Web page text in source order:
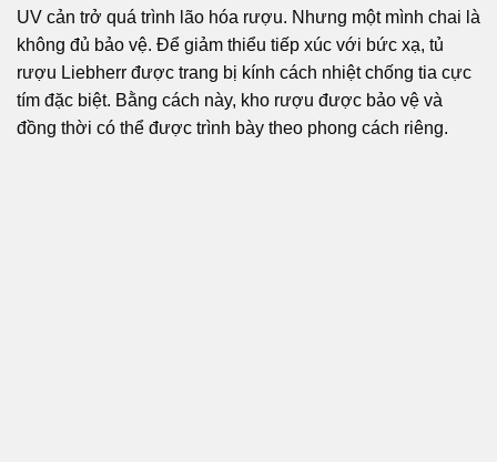
UV cản trở quá trình lão hóa rượu. Nhưng một mình chai là
không đủ bảo vệ. Để giảm thiểu tiếp xúc với bức xạ, tủ
rượu Liebherr được trang bị kính cách nhiệt chống tia cực
tím đặc biệt. Bằng cách này, kho rượu được bảo vệ và
đồng thời có thể được trình bày theo phong cách riêng.